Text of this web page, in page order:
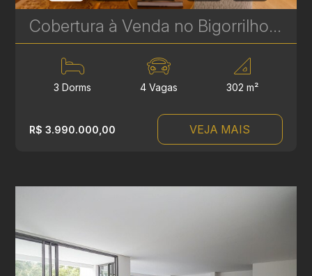
Cobertura à Venda no Bigorrilho – 302 m², 3 Suítes, Piscina Privativa e 4 Vagas | Ref 1740
3 Dorms 4 Vagas 302 m²
R$ 3.990.000,00 VEJA MAIS